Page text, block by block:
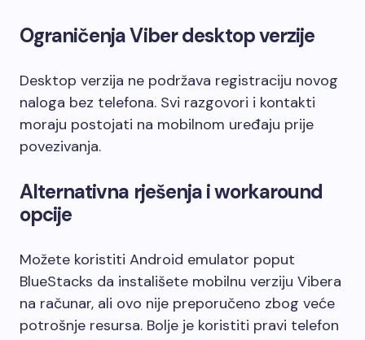
Ograničenja Viber desktop verzije
Desktop verzija ne podržava registraciju novog
naloga bez telefona. Svi razgovori i kontakti
moraju postojati na mobilnom uređaju prije
povezivanja.
Alternativna rješenja i workaround
opcije
Možete koristiti Android emulator poput
BlueStacks da instališete mobilnu verziju Vibera
na računar, ali ovo nije preporučeno zbog veće
potrošnje resursa. Bolje je koristiti pravi telefon